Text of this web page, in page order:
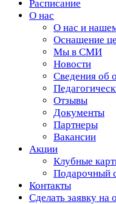
Расписание
О нас
О нас и
Оснащение
Мы в СМИ
Новости
Сведения об
Отзывы
Документы
Партнеры
Вакансии
Акции
Клубные
Подарочный
Контакты
Сделать заявку на